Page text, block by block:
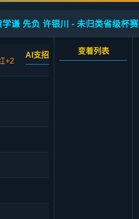
学谦 先负 许银川 - 未归类省级杯赛
+2
AI支招
变着列表